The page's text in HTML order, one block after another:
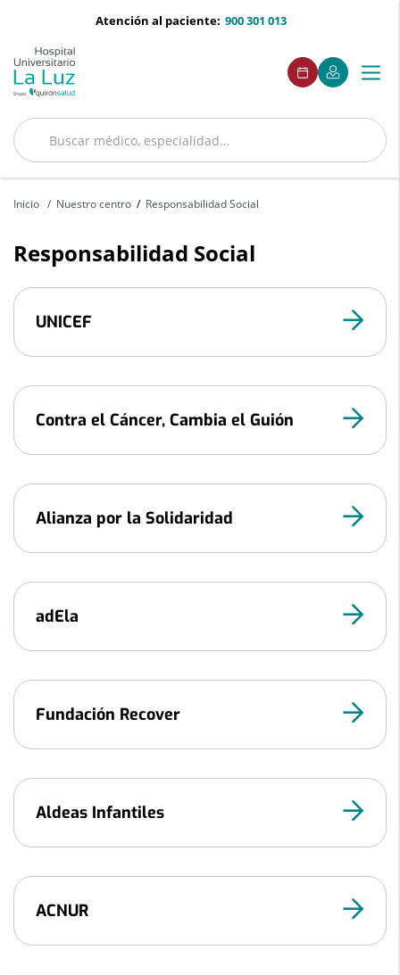
menu-
900 301 013
Atención al paciente:
Buscar
Buscar
menu
acceso
Pedir
cita
Este
enlace
se
una
Mi
Quirónsalud
Este
enlace
se
una
ventana
Menú
Inicio Nuestro centro Responsabilidad Social
Responsabilidad Social
UNICEF
Contra el Cáncer, Cambia el Guión
Alianza por la Solidaridad
adEla
Fundación Recover
Aldeas Infantiles
ACNUR